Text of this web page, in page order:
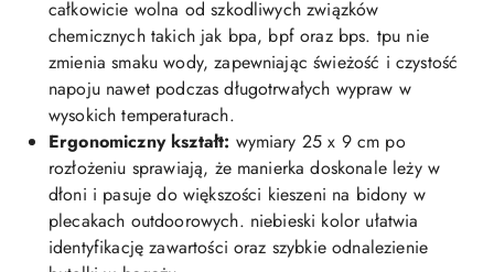
całkowicie wolna od szkodliwych związków
chemicznych takich jak bpa, bpf oraz bps. tpu nie
zmienia smaku wody, zapewniając świeżość i czystość
napoju nawet podczas długotrwałych wypraw w
wysokich temperaturach.
Ergonomiczny kształt: wymiary 25 x 9 cm po
rozłożeniu sprawiają, że manierka doskonale leży w
dłoni i pasuje do większości kieszeni na bidony w
plecakach outdoorowych. niebieski kolor ułatwia
identyfikację zawartości oraz szybkie odnalezienie